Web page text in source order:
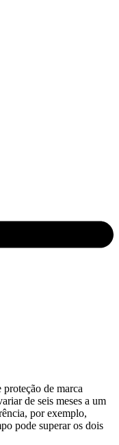
de marca
de seis meses a um
por exemplo,
pode superar os dois